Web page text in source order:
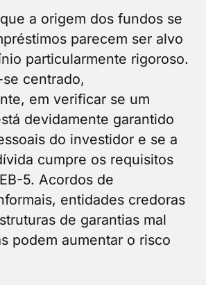
a origem dos fundos se
parecem ser alvo
particularmente rigoroso.
se centrado,
em verificar se um
devidamente garantido
do investidor e se a
cumpre os requisitos
5. Acordos de
entidades credoras
de garantias mal
podem aumentar o risco